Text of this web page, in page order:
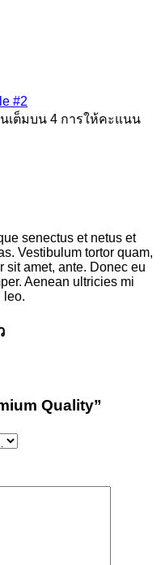
#2
เต็มบน 4 การให้คะแนน
senectus et netus et
Vestibulum tortor quam,
sit amet, ante. Donec eu
Aenean ultricies mi
leo.
Quality”